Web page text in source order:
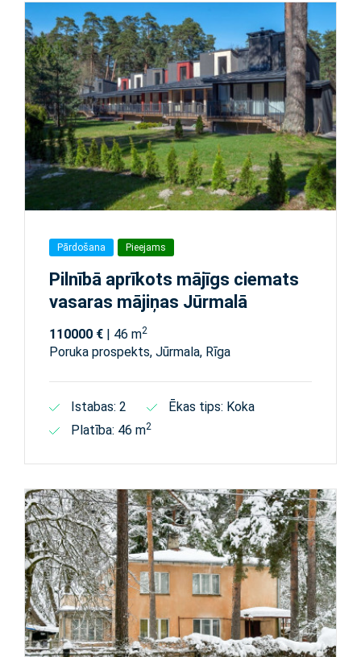
Pārdošana Pieejams
Pilnībā aprīkots mājīgs ciemats
vasaras mājiņas Jūrmalā
110000 € | 46 m2
Poruka prospekts, Jūrmala, Rīga
Istabas: 2
Ēkas tips: Koka
Platība: 46 m2